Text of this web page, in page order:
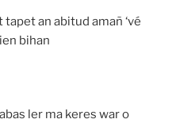
tapet an abitud amañ ‘vé
bihan
ler ma keres war o